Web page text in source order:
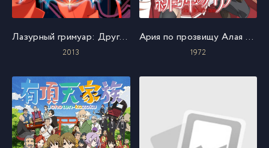
Лазурный гримуар: Другие воспоминания
2013
Ария по прозвищу Алая Пуля
1972